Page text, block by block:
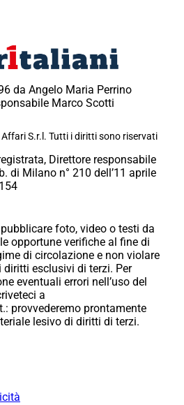
da Angelo Maria Perrino
Marco Scotti
S.r.l. Tutti i diritti sono riservati
Direttore responsabile
di Milano n° 210 dell’11 aprile
foto, video o testi da
opportune verifiche al fine di
di circolazione e non violare
esclusivi di terzi. Per
eventuali errori nell’uso del
a
provvederemo prontamente
lesivo di diritti di terzi.